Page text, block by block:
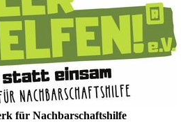
für Nachbarschaftshilfe